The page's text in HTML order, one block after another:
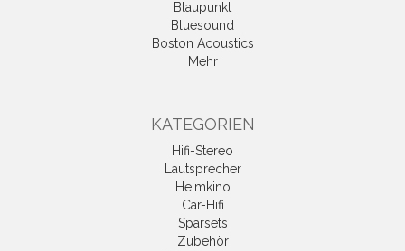
Blaupunkt
Bluesound
Boston Acoustics
Mehr
KATEGORIEN
Hifi-Stereo
Lautsprecher
Heimkino
Car-Hifi
Sparsets
Zubehör